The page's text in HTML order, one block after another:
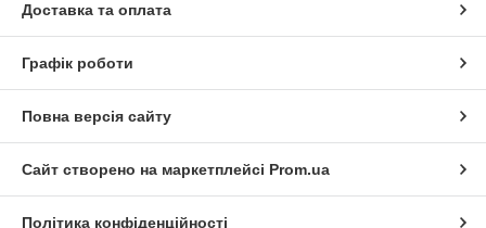
Доставка та оплата
Графік роботи
Повна версія сайту
Сайт створено на маркетплейсі Prom.ua
Політика конфіденційності